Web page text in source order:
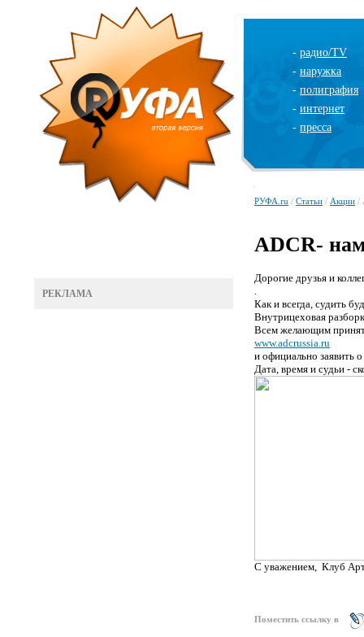
- радио/TV
- наружка
- полиграфия
- интернет
- пресса
РЕКЛАМА
РУФА.ru / Статьи / Акции /
ADCR-
Дорогие друзья и
Как и всегда, cудить
Внутрицеховая
Всем желающим
www.adcrussia.ru
и официально заявить
Дата, время и судьи -
С уважением, Клуб
Поместить ссылку в